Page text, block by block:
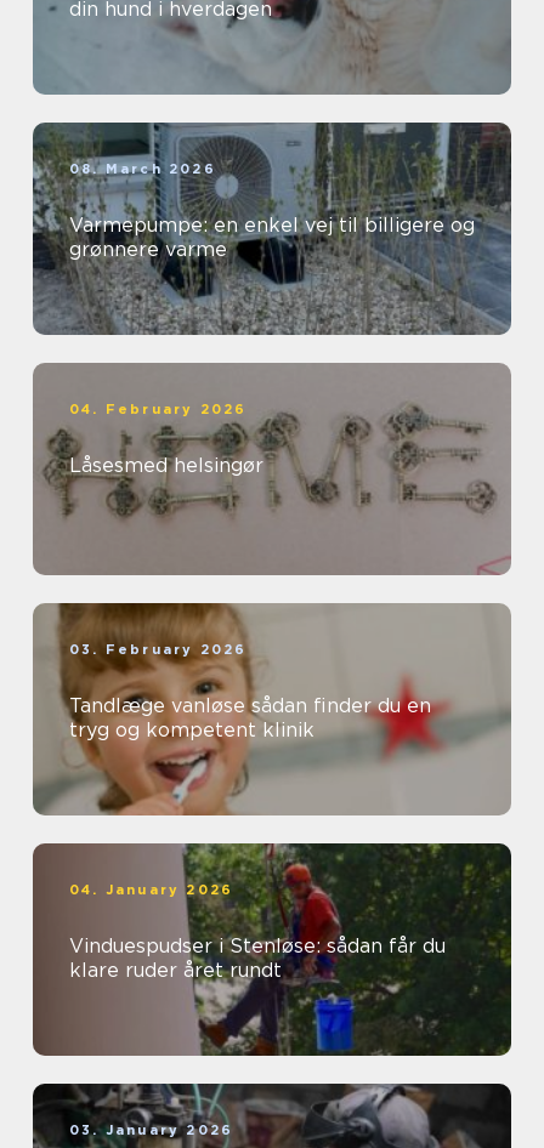
din hund i hverdagen
08. March 2026
Varmepumpe: en enkel vej til billigere og
grønnere varme
04. February 2026
Låsesmed helsingør
03. February 2026
Tandlæge vanløse sådan finder du en
tryg og kompetent klinik
04. January 2026
Vinduespudser i Stenløse: sådan får du
klare ruder året rundt
03. January 2026